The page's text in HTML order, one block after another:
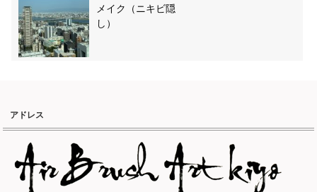
メイク（ニキビ隠
し）
アドレス